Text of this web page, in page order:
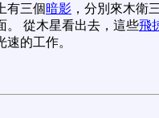
有三個暗影 ，分別來木衛
。 從木星看出去，這些飛
速的工作。